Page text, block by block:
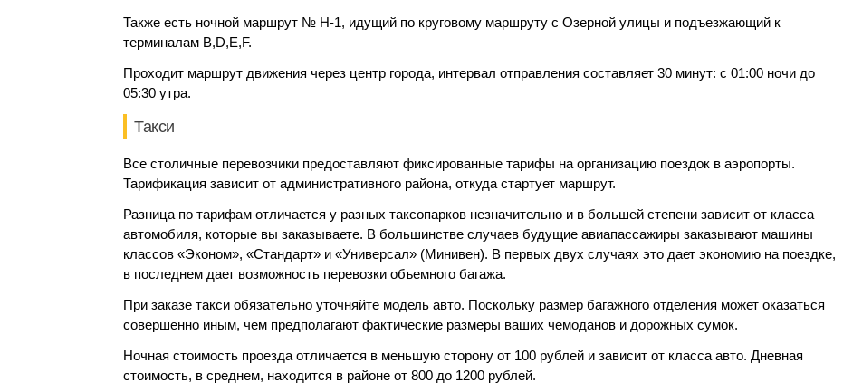
Также есть ночной маршрут № Н-1, идущий по круговому маршруту с Озерной улицы и подъезжающий к
терминалам В,D,E,F.
Проходит маршрут движения через центр города, интервал отправления составляет 30 минут: с 01:00 ночи до
05:30 утра.
Такси
Все столичные перевозчики предоставляют фиксированные тарифы на организацию поездок в аэропорты.
Тарификация зависит от административного района, откуда стартует маршрут.
Разница по тарифам отличается у разных таксопарков незначительно и в большей степени зависит от класса
автомобиля, которые вы заказываете. В большинстве случаев будущие авиапассажиры заказывают машины
классов «Эконом», «Стандарт» и «Универсал» (Минивен). В первых двух случаях это дает экономию на поездке,
в последнем дает возможность перевозки объемного багажа.
При заказе такси обязательно уточняйте модель авто. Поскольку размер багажного отделения может оказаться
совершенно иным, чем предполагают фактические размеры ваших чемоданов и дорожных сумок.
Ночная стоимость проезда отличается в меньшую сторону от 100 рублей и зависит от класса авто. Дневная
стоимость, в среднем, находится в районе от 800 до 1200 рублей.